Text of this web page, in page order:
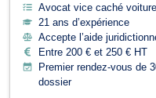
Avocat vice caché
21 ans d’expérience
Accepte l’aide
Entre 200 € et 250 € HT
Premier rendez-vous de
dossier